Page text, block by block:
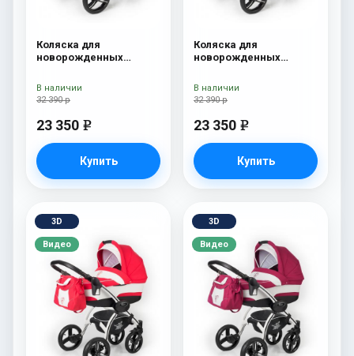
Коляска для
новорожденных
Chrome) Red Lux
32 390 р
23 350 e
Купить
В наличии
Коляска для
новорожденных
Chrome) Borduex
32 390 р
23 350 e
Купить
В наличии
3D
Видео
3D
Видео